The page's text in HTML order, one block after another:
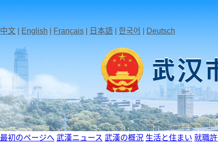
中文 English Français 日本語 한국어 Deutsch
最初のページへ 武漢ニュース 武漢の概況 生活と住まい 就職